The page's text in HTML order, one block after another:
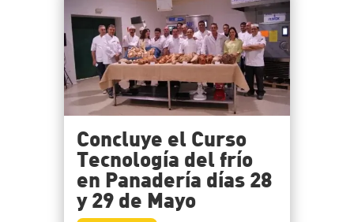
Concluye el Curso
Tecnología del frío
en Panadería días 28
y 29 de Mayo